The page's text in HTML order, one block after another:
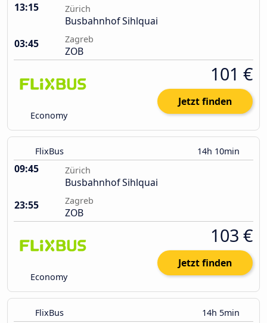
13:15 Zürich
Busbahnhof Sihlquai
03:45
Zagreb
ZOB
Economy
101 €
Jetzt finden
FlixBus 14h 10min
09:45 Zürich
Busbahnhof Sihlquai
23:55
Zagreb
ZOB
Economy
103 €
Jetzt finden
FlixBus 14h 5min